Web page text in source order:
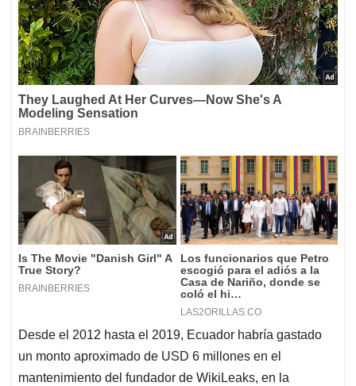
Desde el 2012 hasta el 2019, Ecuador habría gastado
un monto aproximado de USD 6 millones en el
mantenimiento del fundador de WikiLeaks, en la